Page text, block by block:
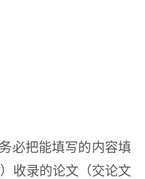
必把能填写的内容填
）收录的论文（交论文